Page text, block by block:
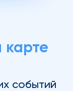
карте
событий